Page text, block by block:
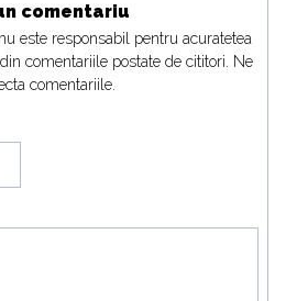
comentariu
este responsabil pentru acuratetea
comentariile postate de cititori. Ne
comentariile.